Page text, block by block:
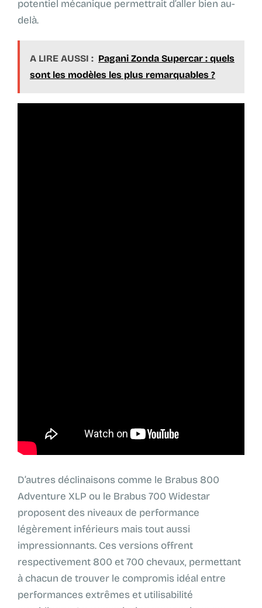
potentiel mécanique permettrait d’aller bien au-
delà.
A LIRE AUSSI : Pagani Zonda Supercar : quels
sont les modèles les plus remarquables ?
D’autres déclinaisons comme le Brabus 800
Adventure XLP ou le Brabus 700 Widestar
proposent des niveaux de performance
légèrement inférieurs mais tout aussi
impressionnants. Ces versions offrent
respectivement 800 et 700 chevaux, permettant
à chacun de trouver le compromis idéal entre
performances extrêmes et utilisabilité